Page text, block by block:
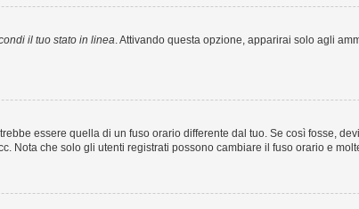
il tuo stato in linea. Attivando questa opzione, apparirai solo agli
essere quella di un fuso orario differente dal tuo. Se così fosse,
Nota che solo gli utenti registrati possono cambiare il fuso orario e